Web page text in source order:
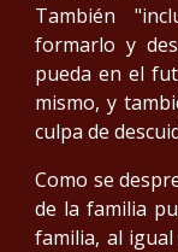
También
formarlo y
pueda en el
mismo, y
culpa de
Como se
de la familia
familia, al